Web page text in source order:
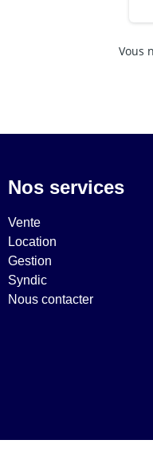
Vous
Nos services
Vente
Location
Gestion
Syndic
Nous contacter